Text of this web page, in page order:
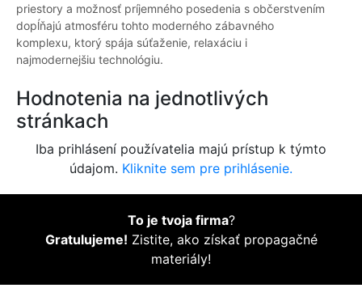
priestory a možnosť príjemného posedenia s občerstvením
dopĺňajú atmosféru tohto moderného zábavného
komplexu, ktorý spája súťaženie, relaxáciu i
najmodernejšiu technológiu.
Hodnotenia na jednotlivých
stránkach
Iba prihlásení používatelia majú prístup k týmto
údajom. Kliknite sem pre prihlásenie.
To je tvoja firma?
Gratulujeme! Zistite, ako získať propagačné
materiály!